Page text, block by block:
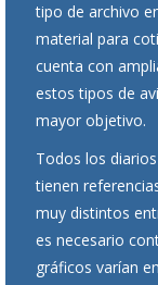
tipo de archivo
material para
cuenta con
estos tipos de
mayor objetivo.
Todos los
tienen
muy distintos
es necesario
gráficos varían